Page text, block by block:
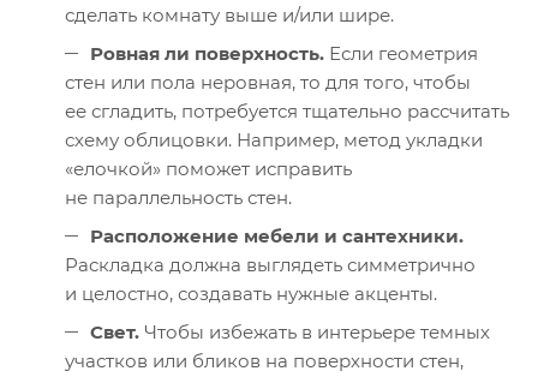
сделать комнату выше и/или шире.
Ровная ли поверхность. Если геометрия
стен или пола неровная, то для того, чтобы
ее сгладить, потребуется тщательно рассчитать
схему облицовки. Например, метод укладки
«елочкой» поможет исправить
не параллельность стен.
Расположение мебели и сантехники.
Раскладка должна выглядеть симметрично
и целостно, создавать нужные акценты.
Свет. Чтобы избежать в интерьере темных
участков или бликов на поверхности стен,